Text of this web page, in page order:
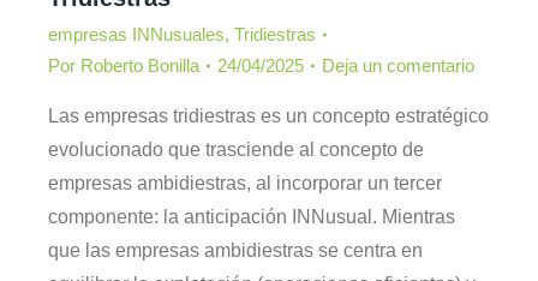
empresas INNusuales, Tridiestras
Por Roberto Bonilla 24/04/2025 Deja un comentario
Las empresas tridiestras es un concepto estratégico
evolucionado que trasciende al concepto de
empresas ambidiestras, al incorporar un tercer
componente: la anticipación INNusual. Mientras
que las empresas ambidiestras se centra en